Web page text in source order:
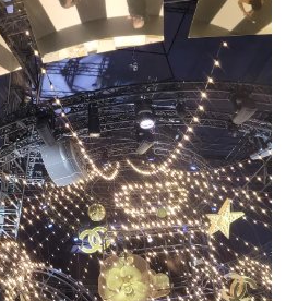
m
i
n
7
0
7
9